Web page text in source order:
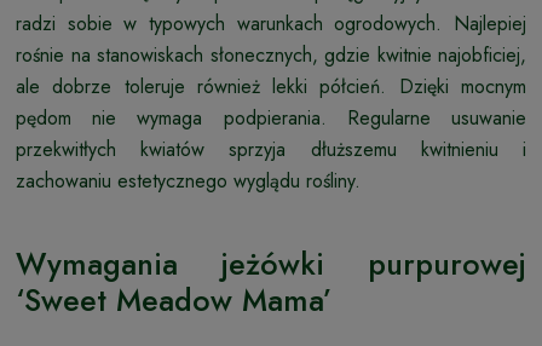
radzi sobie w typowych warunkach ogrodowych. Najlepiej
rośnie na stanowiskach słonecznych, gdzie kwitnie najobficiej,
ale dobrze toleruje również lekki półcień. Dzięki mocnym
pędom nie wymaga podpierania. Regularne usuwanie
przekwitłych kwiatów sprzyja dłuższemu kwitnieniu i
zachowaniu estetycznego wyglądu rośliny.
Wymagania jeżówki purpurowej
‘Sweet Meadow Mama’